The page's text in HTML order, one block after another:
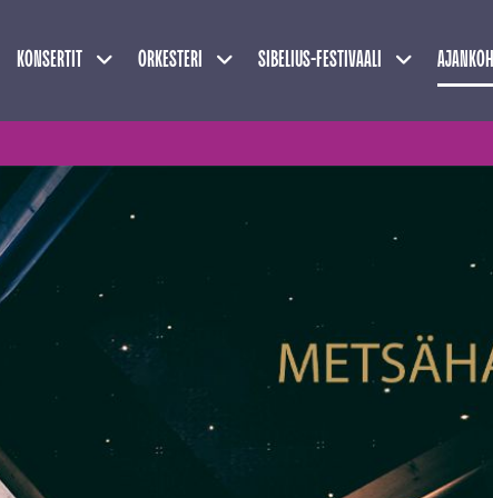
KONSERTIT Näytä alasivut
ORKESTERI Näytä alasivut
SIBELIUS-FESTIVAALI Näytä